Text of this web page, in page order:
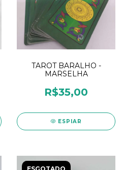
TAROT BARALHO -
MARSELHA
R$35,00
ESPIAR